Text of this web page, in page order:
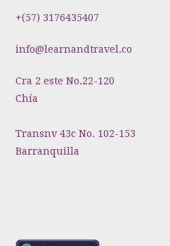
+(57) 3176435407
info@learnandtravel.co
Cra 2 este No.22-120
Chía
Transnv 43c No. 102-153
Barranquilla